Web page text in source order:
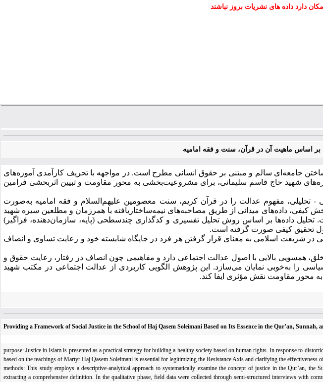
دارد داده های نشریات بروز نباشند
اساس ماهیت آن در قرآن، سنت و فقه امامیه
جامعه‌ای سالم و مبتنی بر حقوق انسانی مطرح است. در مواجهه با تحریف کارآمدی آموزه‌های
شهید حاج قاسم سلیمانی، برای مشروعیت‌بخشی به محور مقاومت و تبیین اثربخشی فرامین
- تحلیلی، مفهوم عدالت را در قرآن کریم، سنت معصومین علیهم‌السلام و فقه امامیه به‌صورت
کیفی، داده‌های میدانی از طریق مصاحبه‌های نیمه‌ساختاریافته با همرزمان و مطلعین سیره شهید
تحلیل داده‌ها بر اساس روش تحلیل تفسیری و کدگذاری چندسطحی (پایه، سازمان‌دهنده، فراگیر)
تحقیق کیفی صورت گرفته است.
در شریعت اسلامی به معنای قرار گرفتن هر فرد در جایگاه شایسته خود و رعایت تساوی و انصاف
همسویی بالایی با اصول عدالت اجتماعی دارد و مفاهیمی چون انصاف در رفتار، رعایت حقوق و
را به‌خوبی نمایان می‌سازد. این پژوهش الگویی کاربردی از عدالت اجتماعی در مکتب شهید
محور مقاومت نقش مؤثری ایفا کند.
Providing a Framework of Social Justice in the School of Haj Qasem Soleimani Based on Its Essence in the Qur’an, Sunnah,
purpose: Justice in Islam is presented as a practical strategy for building a healthy society based on human rights. In response to
based on the teachings of Martyr Haj Qasem Soleimani is essential for legitimizing the Resistance Axis and clarifying the effectiveness
methods: This study employs a descriptive-analytical approach to systematically examine the concept of justice in the Qur’an, the
extracting a comprehensive definition. In the qualitative phase, field data were collected through semi-structured interviews with